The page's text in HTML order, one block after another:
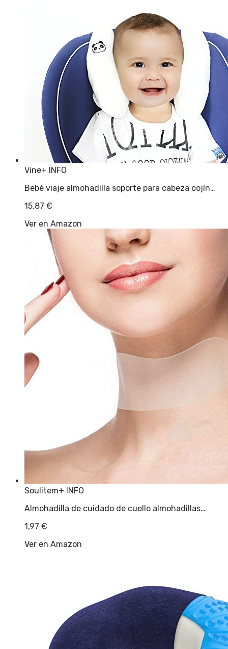
Vine+ INFO
Bebé viaje almohadilla soporte para cabeza cojín…
15,87 €
Ver en Amazon
Soulitem+ INFO
Almohadilla de cuidado de cuello almohadillas…
1,97 €
Ver en Amazon